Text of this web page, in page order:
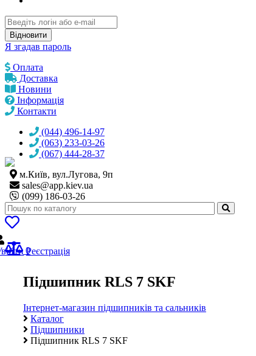
Відновити
Я згадав пароль
Оплата
Доставка
Новини
Інформація
Контакти
(044) 496-14-97
(063) 233-03-26
(067) 444-28-37
м.Київ, вул.Лугова, 9п
sales@app.kiev.ua
(099) 186-03-26
0
Реєстрація
Підшипник RLS 7 SKF
Інтернет-магазин підшипників та сальників
Каталог
Підшипники
Підшипник RLS 7 SKF